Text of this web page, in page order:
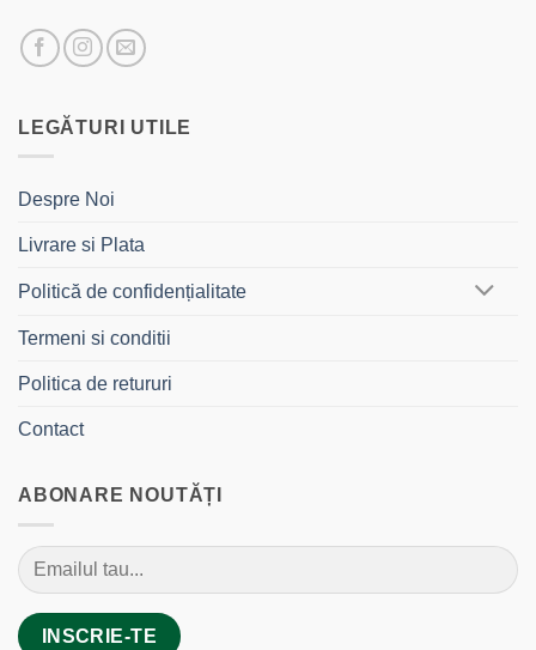
LEGĂTURI UTILE
Despre Noi
Livrare si Plata
Politică de confidențialitate
Termeni si conditii
Politica de retururi
Contact
ABONARE NOUTĂȚI